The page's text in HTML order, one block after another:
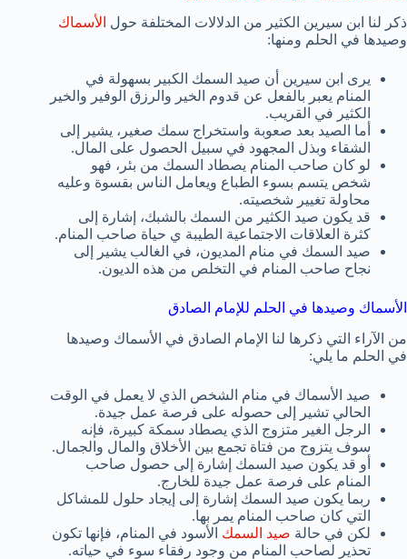
ذكر لنا ابن سيرين الكثير من الدلالات المختلفة حول الأسماك
وصيدها في الحلم ومنها:
يرى ابن سيرين أن صيد السمك الكبير بسهولة في
المنام يعبر بالفعل عن قدوم الخير والرزق الوفير والخير
الكثير في القريب.
أما الصيد بعد صعوبة واستخراج سمك صغير، يشير إلى
الشقاء وبذل المجهود في سبيل الحصول على المال.
لو كان صاحب المنام يصطاد السمك من بئر، فهو
شخص يتسم بسوء الطباع ويعامل الناس بقسوة وعليه
محاولة تغيير شخصيته.
قد يكون صيد الكثير من السمك بالشبك، إشارة إلى
كثرة العلاقات الاجتماعية الطيبة ي حياة صاحب المنام.
صيد السمك في منام المديون، في الغالب يشير إلى
نجاح صاحب المنام في التخلص من هذه الديون.
الأسماك وصيدها في الحلم للإمام الصادق
من الآراء التي ذكرها لنا الإمام الصادق في الأسماك وصيدها
في الحلم ما يلي:
صيد الأسماك في منام الشخص الذي لا يعمل في الوقت
الحالي تشير إلى حصوله على فرصة عمل جيدة.
الرجل الغير متزوج الذي يصطاد سمكة كبيرة، فإنه
سوف يتزوج من فتاة تجمع بين الأخلاق والمال والجمال.
أو قد يكون صيد السمك إشارة إلى حصول صاحب
المنام على فرصة عمل جيدة للخارج.
ربما يكون صيد السمك إشارة إلى إيجاد حلول للمشاكل
التي كان صاحب المنام يمر بها.
لكن في حالة صيد السمك الأسود في المنام، فإنها تكون
تحذير لصاحب المنام من وجود رفقاء سوء في حياته.